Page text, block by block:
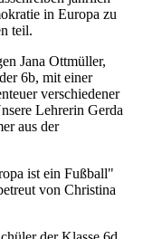
in Europa zu
teil.
Jana Ottmüller,
6b, mit einer
verschiedener
Lehrerin Gerda
aus der
ist ein Fußball"
von Christina